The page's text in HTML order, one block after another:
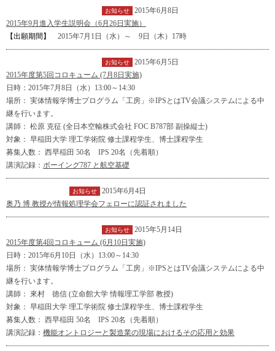
お知らせ
2015年6月8日
2015年9月進入学生説明会（6月26日実施）
【出願期間】 2015年7月1日（水）～ 9日（木）17時
お知らせ
2015年6月5日
2015年度第5回コロキューム (7月8日実施)
日時：2015年7月8日（水）13:00～14:30
場所： 実体情報学博士プログラム「工房」※IPSとはTV会議システムによる中
継を行います。
講師： 松原 克征 (全日本空輸株式会社 FOC B787部 副操縦士)
対象： 早稲田大学 理工学術院 修士課程学生、博士課程学生
募集人数： 西早稲田 50名 IPS 20名（先着順）
講演記録： ボーイング787 と航空基礎
お知らせ
2015年6月4日
奥乃 博 教授が情報処理学会フェローに認証されました
お知らせ
2015年5月14日
2015年度第4回コロキューム (6月10日実施)
日時：2015年6月10日（水）13:00～14:30
場所： 実体情報学博士プログラム「工房」※IPSとはTV会議システムによる中
継を行います。
講師： 來村 徳信 (立命館大学 情報理工学部 教授)
対象： 早稲田大学 理工学術院 修士課程学生、博士課程学生
募集人数： 西早稲田 50名 IPS 20名（先着順）
講演記録： 機能オントロジーと製造業の現場におけるその応用と効果